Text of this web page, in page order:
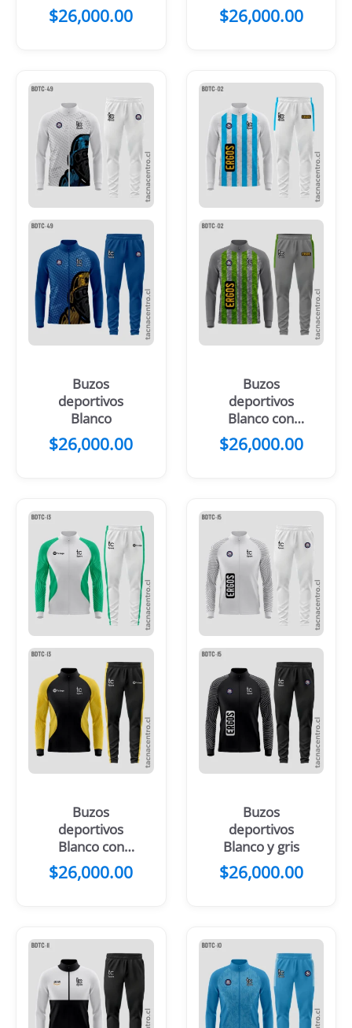
$26,000.00 $26,000.00
Buzos
deportivos
Blanco
$26,000.00
Buzos
deportivos
Blanco con
franjas
Celestes
$26,000.00
Buzos
deportivos
Blanco con
verde
$26,000.00
Buzos
deportivos
Blanco y gris
$26,000.00